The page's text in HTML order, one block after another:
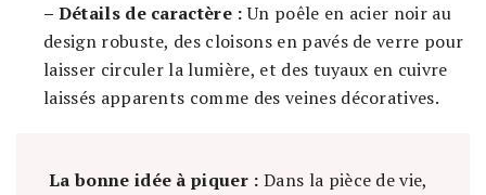
– Détails de caractère :Un poêle en acier noir au
design robuste, des cloisons en pavés de verre pour
laisser circuler la lumière, et des tuyaux en cuivre
laissés apparents comme des veines décoratives.
La bonne idée à piquer : Dans la pièce de vie,